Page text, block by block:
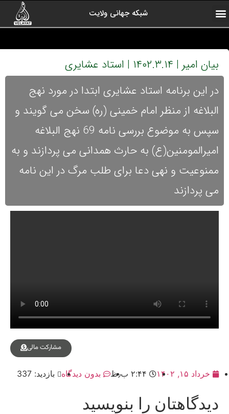
شبکه جهانی ولایت
بیان امیر | ۱۴۰۲.۳.۱۴ | استاد عشایری
در این برنامه استاد عشایری ابتدا در مورد نهج
البلاغه از منظر امام خمینی (ره) سخن می گویند و
سپس به موضوع بررسی نامه 69 نهج البلاغه
امیرالمومنین(ع) به حارث همدانی می پردازند و به
ممنوعیت و نهی دعا برای طلب مرگ در این نامه
می پردازند
مشارکت مالی
خرداد ۱۵, ۱۴۰۲ ۲:۴۴ ب٫ظ بدون دیدگاه بازدید: 337
دیدگاهتان را بنویسید